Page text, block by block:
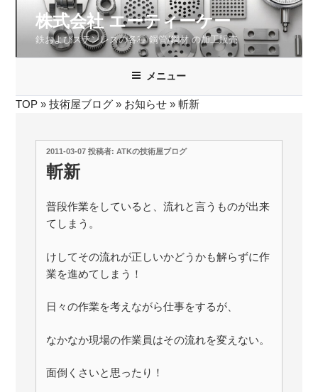
ン
ス
株式会社 エーティーケー
鉄およびステンレスの各種 鋼管/鋼材 の加工販売
メニュー
TOP » 技術屋ブログ » お知らせ » 斬新
投
稿
日:
2011-03-07投稿者: ATKの技術屋ブログ
斬新
普段作業をしていると、流れと言うものが出来
てしまう。
けしてその流れが正しいかどうかも解らずに作
業を進めてしまう！
日々の作業を考えながら仕事をするが、
なかなか現場の作業員はその流れを変えない。
面倒くさいと思ったり！